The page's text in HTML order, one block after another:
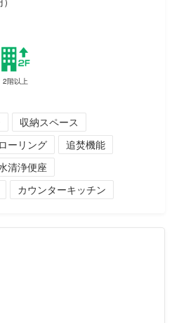
2階以上
収納スペース
ーリング
追焚機能
清浄便座
カウンターキッチン